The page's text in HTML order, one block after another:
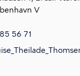
V
56 71